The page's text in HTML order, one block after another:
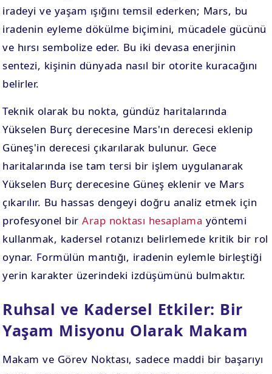
iradeyi ve yaşam ışığını temsil ederken; Mars, bu
iradenin eyleme dökülme biçimini, mücadele gücünü
ve hırsı sembolize eder. Bu iki devasa enerjinin
sentezi, kişinin dünyada nasıl bir otorite kuracağını
belirler.
Teknik olarak bu nokta, gündüz haritalarında
Yükselen Burç derecesine Mars'ın derecesi eklenip
Güneş'in derecesi çıkarılarak bulunur. Gece
haritalarında ise tam tersi bir işlem uygulanarak
Yükselen Burç derecesine Güneş eklenir ve Mars
çıkarılır. Bu hassas dengeyi doğru analiz etmek için
profesyonel birArap noktası hesaplama yöntemi
kullanmak, kadersel rotanızı belirlemede kritik bir rol
oynar. Formülün mantığı, iradenin eylemle birleştiği
yerin karakter üzerindeki izdüşümünü bulmaktır.
Ruhsal ve Kadersel Etkiler: Bir
Yaşam Misyonu Olarak Makam
Makam ve Görev Noktası, sadece maddi bir başarıyı